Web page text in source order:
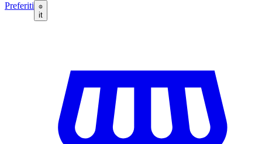
Preferiti
it